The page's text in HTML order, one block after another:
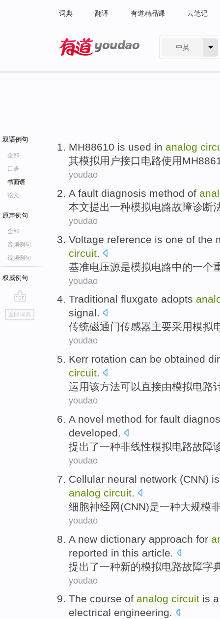
词典 翻译 有道精品课 云笔记
中英
双语例句
全部
口语
书面语
论文
原声例句
全部
音频例句
视频例句
权威例句
go
top
返回词典
MH88610 is used in analog
其模拟用户接口电路使用
youdao
A fault diagnosis method of
本文提出一种模拟电路故障诊断
youdao
Voltage reference is one of the
circuit
基准电压源是模拟电路中的一个
youdao
Traditional fluxgate adopts
signal.
传统磁通门传感器主要采用模拟
youdao
Kerr rotation can be obtained
circuit.
运用该方法可以直接由模拟电路
youdao
A novel method for fault
developed.
提出了一种非线性模拟电路故障
youdao
Cellular neural network (CNN) is
analog circuit.
细胞神经网(CNN)是一种大规模
youdao
A new dictionary approach for
reported in this article
提出了一种新的模拟电路故障字
youdao
The course of analog circuit is a
electrical engineering.